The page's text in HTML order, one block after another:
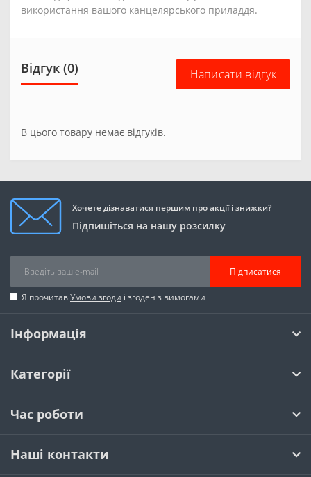
використання вашого канцелярського приладдя.
Відгук (0) Написати відгук
В цього товару немає відгуків.
Хочете дізнаватися першим про акції і знижки?
Підпишіться на нашу розсилку
Підписатися
Я прочитавУмови згоди і згоден з вимогами
Інформація
Категорії
Час роботи
Наші контакти